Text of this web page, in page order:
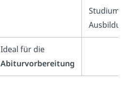
Studium
Ideal für die
Abiturvorbereitung